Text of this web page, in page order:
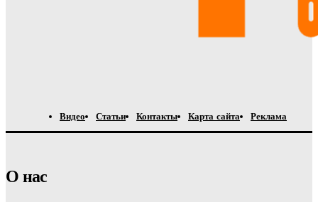
Видео Статьи Контакты Карта сайта Реклама
О нас